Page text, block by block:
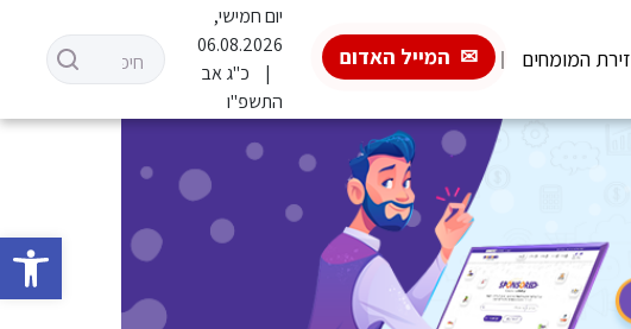
פתח
זירת המומחים המייל האדום
יום חמישי,
06.08.2026
כ"ג אב
התשפ"ו